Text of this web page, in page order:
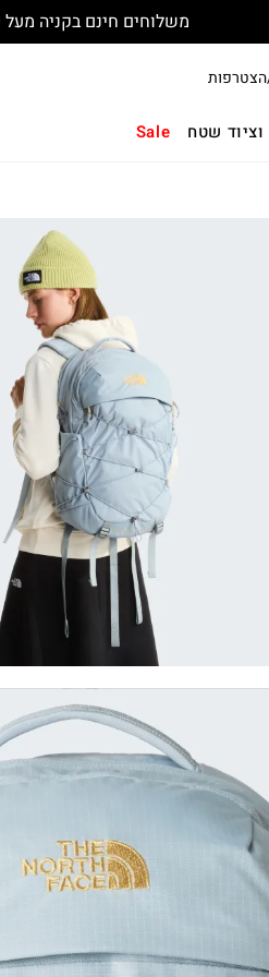
משלוחים חינם בקניה מעל 249 ש"ח
שטח Sale